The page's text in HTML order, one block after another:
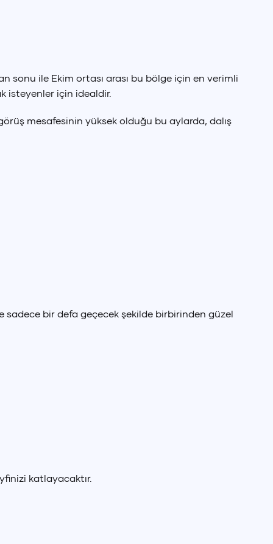
sonu ile Ekim ortası arası bu bölge için en verimli
isteyenler için idealdir.
mesafesinin yüksek olduğu bu aylarda, dalış
sadece bir defa geçecek şekilde birbirinden güzel
katlayacaktır.